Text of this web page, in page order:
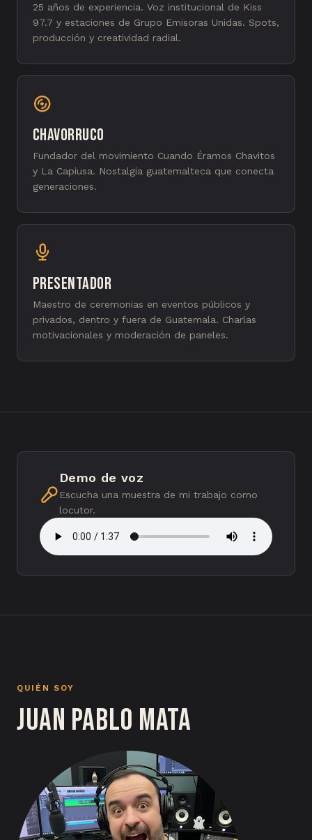
25 años de experiencia. Voz institucional de Kiss
97.7 y estaciones de Grupo Emisoras Unidas. Spots,
producción y creatividad radial.
Chavorruco
Fundador del movimiento Cuando Éramos Chavitos
y La Capiusa. Nostalgia guatemalteca que conecta
generaciones.
Presentador
Maestro de ceremonias en eventos públicos y
privados, dentro y fuera de Guatemala. Charlas
motivacionales y moderación de paneles.
Demo de voz
Escucha una muestra de mi trabajo como
locutor.
QUIÉN SOY
Juan Pablo Mata